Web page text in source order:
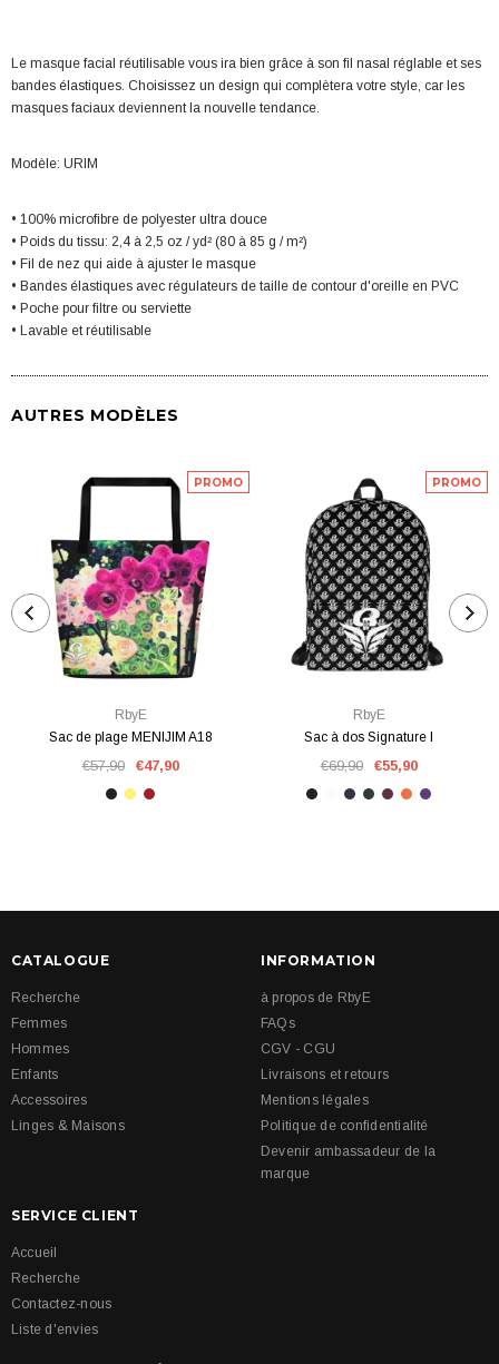
Le masque facial réutilisable vous ira bien grâce à son fil nasal réglable et ses
bandes élastiques. Choisissez un design qui complètera votre style, car les
masques faciaux deviennent la nouvelle tendance.
Modèle: URIM
• 100% microfibre de polyester ultra douce
• Poids du tissu: 2,4 à 2,5 oz / yd² (80 à 85 g / m²)
• Fil de nez qui aide à ajuster le masque
• Bandes élastiques avec régulateurs de taille de contour d'oreille en PVC
• Poche pour filtre ou serviette
• Lavable et réutilisable
AUTRES MODÈLES
PROMO
RbyE
Sac de plage MENIJIM A18
€57,90 €47,90
PROMO
RbyE
Sac à dos Signature I
€69,90 €55,90
CATALOGUE
Recherche
Femmes
Hommes
Enfants
Accessoires
Linges & Maisons
INFORMATION
à propos de RbyE
FAQs
CGV - CGU
Livraisons et retours
Mentions légales
Politique de confidentialité
Devenir ambassadeur de la
marque
SERVICE CLIENT
Accueil
Recherche
Contactez-nous
Liste d'envies